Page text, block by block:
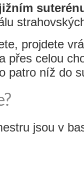
projdete
přes celou
patro níž do
jsou v